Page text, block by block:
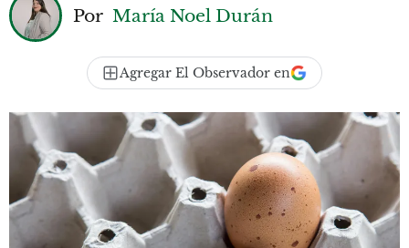
Por María Noel Durán
Agregar El Observador en